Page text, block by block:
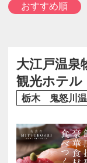
おすすめ順
大江戸温泉
観光ホテル
栃木 鬼怒川